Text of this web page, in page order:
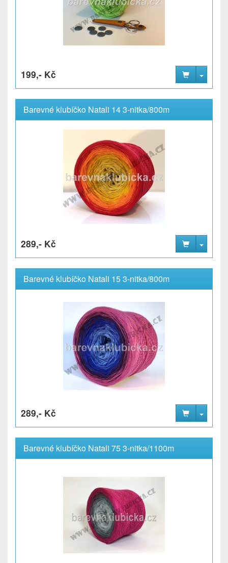
199,- Kč
Barevné klubíčko Natali 14 3-nitka/800m
289,- Kč
Barevné klubíčko Natali 15 3-nitka/800m
289,- Kč
Barevné klubíčko Natali 75 3-nitka/1100m